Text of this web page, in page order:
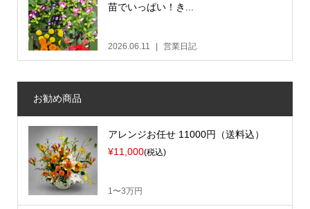
苗でいっぱい！き...
2026.06.11 営業日記
お勧め商品
アレンジお任せ 11000円（送料込）
¥11,000(税込)
1〜3万円